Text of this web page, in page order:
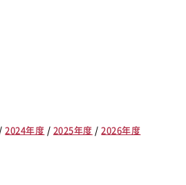
/2024年度 / 2025年度 /2026年度